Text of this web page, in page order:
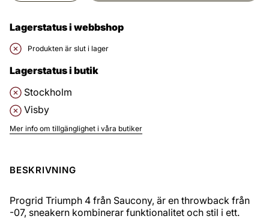
Lagerstatus i webbshop
Produkten är slut i lager
Lagerstatus i butik
Stockholm
Visby
Mer info om tillgänglighet i våra butiker
BESKRIVNING
Progrid Triumph 4 från Saucony, är en throwback från
-07, sneakern kombinerar funktionalitet och stil i ett.